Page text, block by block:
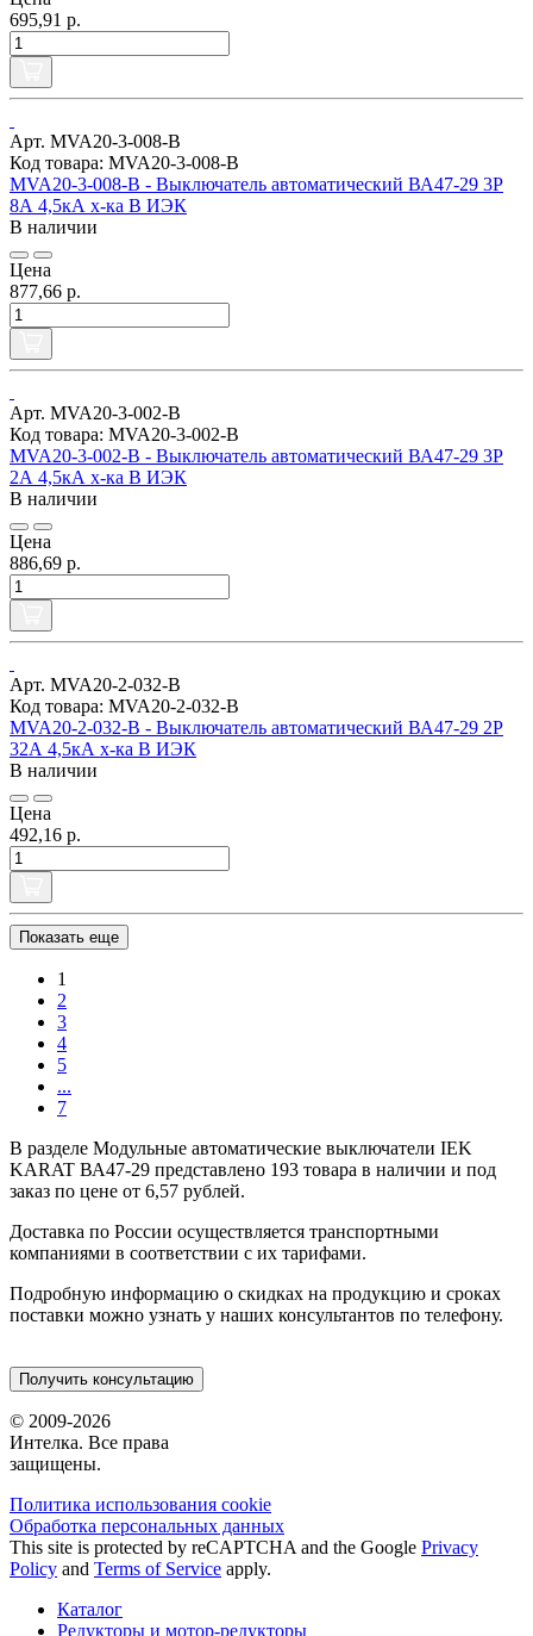
695,91 р.
Арт. MVA20-3-008-B
Код товара: MVA20-3-008-B
MVA20-3-008-B - Выключатель автоматический ВА47-29 3Р
8А 4,5кА х-ка В ИЭК
В наличии
Цена
877,66 р.
Арт. MVA20-3-002-B
Код товара: MVA20-3-002-B
MVA20-3-002-B - Выключатель автоматический ВА47-29 3Р
2А 4,5кА х-ка В ИЭК
В наличии
Цена
886,69 р.
Арт. MVA20-2-032-B
Код товара: MVA20-2-032-B
MVA20-2-032-B - Выключатель автоматический ВА47-29 2Р
32А 4,5кА х-ка В ИЭК
В наличии
Цена
492,16 р.
Показать еще
1
2
3
4
5
...
7
В разделе Модульные автоматические выключатели IEK
KARAT ВА47-29 представлено 193 товара в наличии и под
заказ по цене от 6,57 рублей.
Доставка по России осуществляется транспортными
компаниями в соответствии с их тарифами.
Подробную информацию о скидках на продукцию и сроках
поставки можно узнать у наших консультантов по телефону.
Получить консультацию
© 2009-2026
Интелка. Все права
защищены.
Политика использования сookie
Обработка персональных данных
This site is protected by reCAPTCHA and the Google Privacy
Policy and Terms of Service apply.
Каталог
Редукторы и мотор-редукторы